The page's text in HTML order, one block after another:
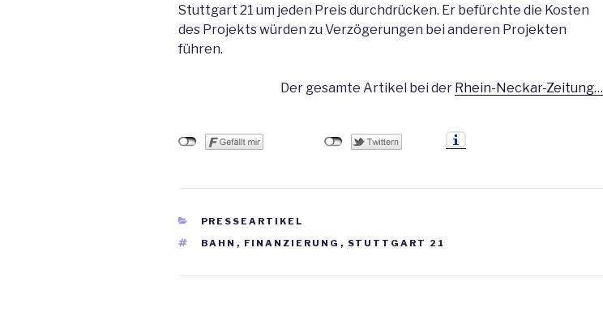
Stuttgart 21 um jeden Preis durchdrücken. Er befürchte die Kosten
des Projekts würden zu Verzögerungen bei anderen Projekten
führen.
Der gesamte Artikel bei der Rhein-Neckar-Zeitung…
KATEGORIEN
PRESSEARTIKEL
SCHLAGWÖRTER
BAHN , FINANZIERUNG , STUTTGART 21